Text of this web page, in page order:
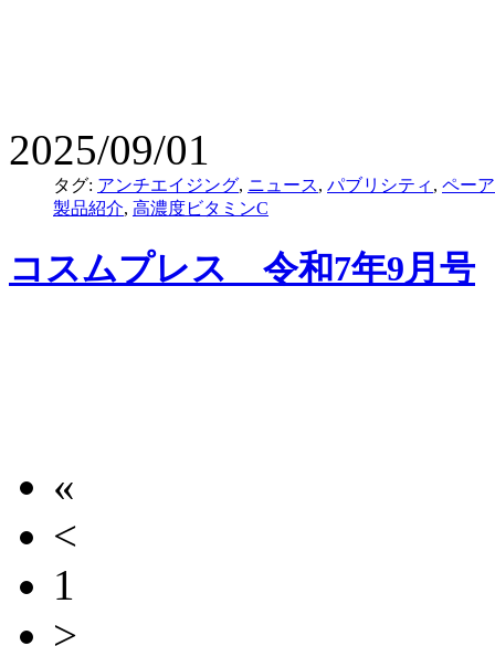
2025/09/01
タグ: アンチエイジング, ニュース, パブリシティ , ペー
製品紹介, 高濃度ビタミンC
コスムプレス 令和7年9月号
«
<
1
>